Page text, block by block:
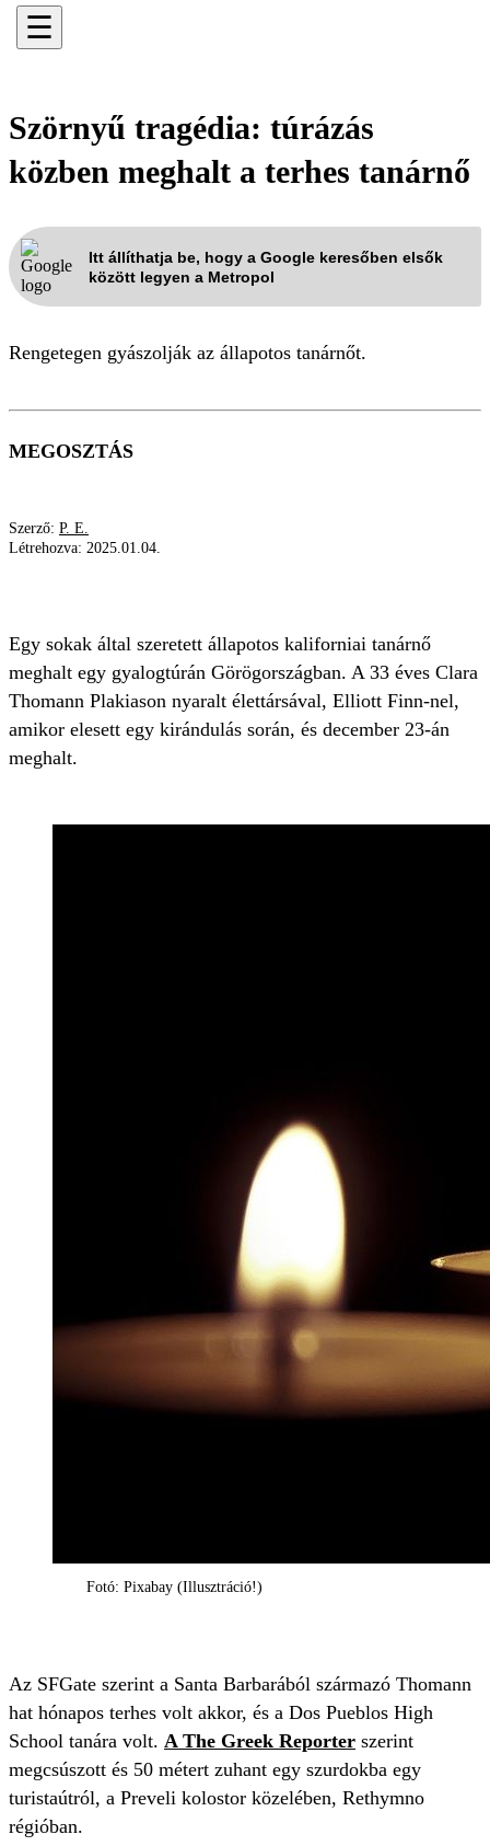
☰
Szörnyű tragédia: túrázás
közben meghalt a terhes tanárnő
Itt állíthatja be, hogy a Google keresőben elsők
között legyen a Metropol
Rengetegen gyászolják az állapotos tanárnőt.
MEGOSZTÁS
Szerző: P. E.
Létrehozva: 2025.01.04.
Egy sokak által szeretett állapotos kaliforniai tanárnő
meghalt egy gyalogtúrán Görögországban. A 33 éves Clara
Thomann Plakiason nyaralt élettársával, Elliott Finn-nel,
amikor elesett egy kirándulás során, és december 23-án
meghalt.
Fotó: Pixabay (Illusztráció!)
Az SFGate szerint a Santa Barbarából származó Thomann
hat hónapos terhes volt akkor, és a Dos Pueblos High
School tanára volt. A The Greek Reporter szerint
megcsúszott és 50 métert zuhant egy szurdokba egy
turistaútról, a Preveli kolostor közelében, Rethymno
régióban.